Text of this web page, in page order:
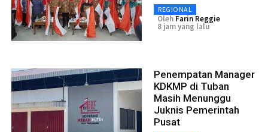
REGIONAL
Oleh Farin Reggie
8 jam yang lalu
Penempatan Manager
KDKMP di Tuban
Masih Menunggu
Juknis Pemerintah
Pusat